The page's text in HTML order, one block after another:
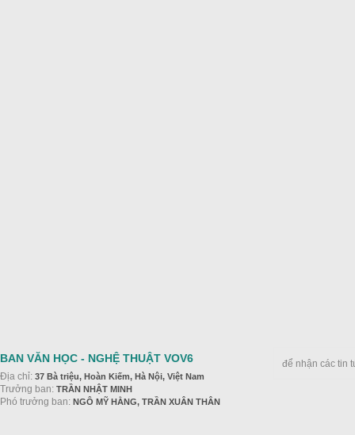
BAN VĂN HỌC - NGHỆ THUẬT VOV6
Địa chỉ: 37 Bà triệu, Hoàn Kiếm, Hà Nội, Việt Nam
Trưởng ban: TRẦN NHẬT MINH
Phó trưởng ban: NGÔ MỸ HẰNG, TRẦN XUÂN THÂN
để nhận các tin